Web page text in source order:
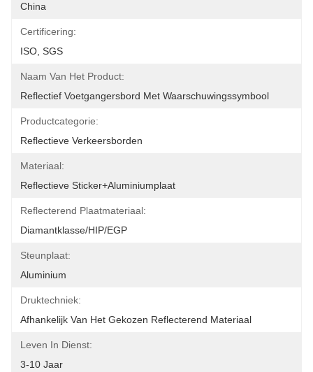
China
Certificering:
ISO, SGS
Naam Van Het Product:
Reflectief Voetgangersbord Met Waarschuwingssymbool
Productcategorie:
Reflectieve Verkeersborden
Materiaal:
Reflectieve Sticker+aluminiumplaat
Reflecterend Plaatmateriaal:
Diamantklasse/HIP/EGP
Steunplaat:
Aluminium
Druktechniek:
Afhankelijk Van Het Gekozen Reflecterend Materiaal
Leven In Dienst:
3-10 Jaar